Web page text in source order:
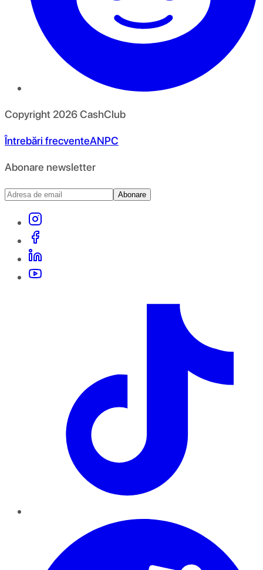
Copyright 2026CashClub
Întrebări frecventeANPC
Abonare newsletter
Abonare